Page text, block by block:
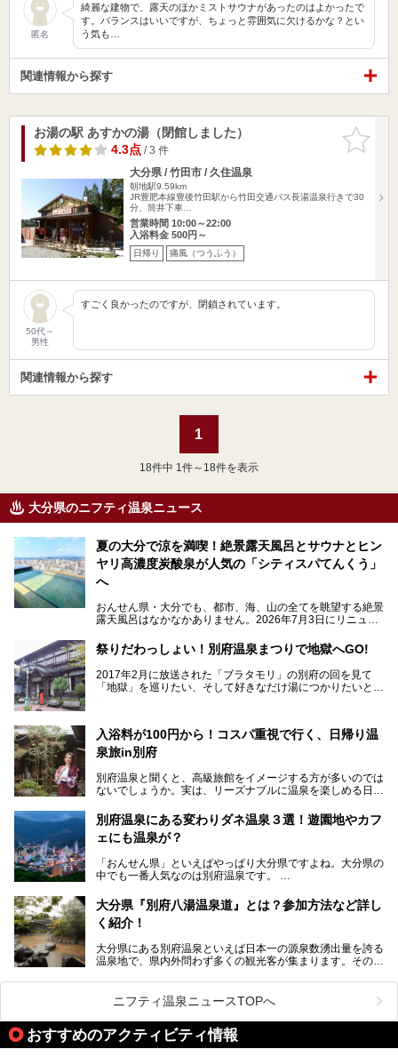
匿名
綺麗な建物で、露天のほかミストサウナがあったのはよかったで
す。バランスはいいですが、ちょっと雰囲気に欠けるかな？とい
う気も…
関連情報から探す
お気に入
りに追加
お湯の駅 あすかの湯（閉館しました）
4.3点/ 3 件
大分県 / 竹田市 / 久住温泉
朝地駅9.59km
JR豊肥本線豊後竹田駅から竹田交通バス長湯温泉行きで30
分、筒井下車…
営業時間 10:00～22:00
入浴料金 500円～
日帰り 痛風（つうふう）
50代～
男性
すごく良かったのですが、閉鎖されています。
関連情報から探す
1
18件中 1件～18件を表示
大分県のニフティ温泉ニュース
夏の大分で涼を満喫！絶景露天風呂とサウナとヒン
ヤリ高濃度炭酸泉が人気の「シティスパてんくう」
へ
おんせん県・大分でも、都市、海、山の全てを眺望する絶景
露天風呂はなかなかありません。2026年7月3日にリニュー
てんくう(CITY SPA てんくう)」は、なんとJR大分駅直結と
いう利便性の高さ！
地上80mという圧倒的な開放感が魅力。温泉、ロウリュサウ
ナ、そしてひんやりとした約27度の高濃度炭酸泉で交互浴
併設の「JR九州ホテル ブラッサム大分」に泊まって、この
「シティスパてんくう」をたっぷり満喫してきたのでレポー
ルダウンできるスイーツ情報と併せてお楽しみください！
提供元：大分県【PR】
この記事は大分県のPR記事です。
祭りだわっしょい！別府温泉まつりで地獄へGO!
2017年2月に放送された「ブラタモリ」の別府の回を見て
「地獄」を巡りたい、そして好きなだけ湯につかりたいと切
まつり」が開催されます。その期間は嬉しいことに100以上
の共同浴場がなんと無料開放されるんです！普段から入浴料
が100円と安いのに、いいんですかタダにしちゃって!?
しかも4/2には「東京ディズニーリゾートスペシャルパレー
ド」も行われます。つまり別府に行けば「地獄」も「ミッキ
ーマウス」も拝める稀有なイベントですよ、これは行くしか
ない！
源泉数、湧出量ともに日本一の温泉県とも言われる大分県。
な市営温泉をまとめました。
Let’s go to Hell !
入浴料が100円から！コスパ重視で行く、日帰り温
泉旅in別府
別府温泉と聞くと、高級旅館をイメージする方が多いのでは
ないでしょうか。実は、リーズナブルに温泉を楽しめる日帰
で楽しめる「大分県の別府温泉」に注目してみました。
ニフティ温泉がオススメする温泉施設を紹介しちゃいます！
別府温泉にある変わりダネ温泉３選！遊園地やカフ
ェにも温泉が？
「おんせん県」といえばやっぱり大分県ですよね。大分県の
中でも一番人気なのは別府温泉です。
中いても飽きません。
普通に温泉に浸かる以外にも、別府地獄巡りや砂湯などは有
名ですよね。
別府温泉は共同湯も多く、家庭やマンションにも温泉を引い
ている所もあります。
あるんです。
これを読んで別府温泉巡りの参考になればと思います。
大分県『別府八湯温泉道』とは？参加方法など詳し
く紹介！
大分県にある別府温泉といえば日本一の源泉数湧出量を誇る
温泉地で、県内外問わず多くの観光客が集まります。その別
八湯温泉道とは別府八湯を巡る体験型イベントで、施設を回
って88ヶ所のスタンプを集めて温泉名人の認定を目指すと
いうものです。
別府には朝早くから夜遅くまでやっている地元に根付いた銭
湯や、日帰りのみの大きな施設など様々な形態の温泉があり
ニフティ温泉ニュースTOPへ
おすすめのアクティビティ情報